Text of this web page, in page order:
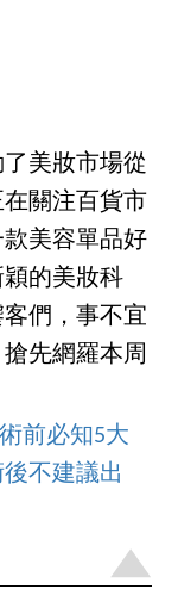
美妝市場從
關注百貨市
美容單品好
的美妝科
們，事不宜
先網羅本周
前必知5大
不建議出